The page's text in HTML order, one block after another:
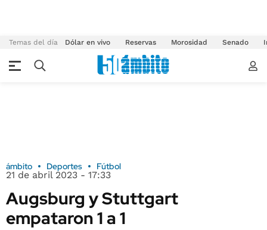
Temas del día Dólar en vivo Reservas Morosidad Senado
ámbito Deportes Fútbol
21 de abril 2023 - 17:33
Augsburg y Stuttgart
empataron 1 a 1